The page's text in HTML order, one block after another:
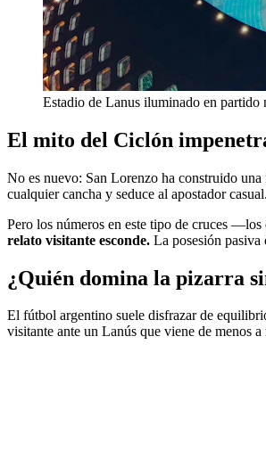
Estadio de Lanus iluminado en partido
El mito del Ciclón
No es nuevo: San Lorenzo ha construido
cualquier cancha y seduce al apostador
Pero los números en este tipo de cruces
relato visitante esconde. La posesión pasiva
¿Quién domina la pizarra
El fútbol argentino suele disfrazar de
visitante ante un Lanús que viene de menos